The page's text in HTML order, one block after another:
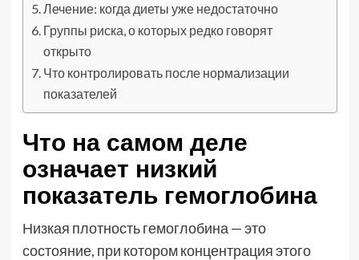
Лечение: когда диеты уже недостаточно
Группы риска, о которых редко говорят
открыто
Что контролировать после нормализации
показателей
Что на самом деле
означает низкий
показатель гемоглобина
Низкая плотность гемоглобина — это
состояние, при котором концентрация этого